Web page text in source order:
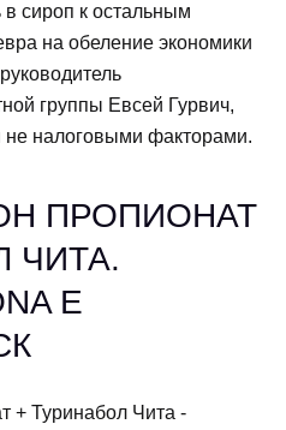
сироп к остальным
на обеление экономики
группы Евсей Гурвич,
не налоговыми факторами.
ПРОПИОНАТ
ЧИТА.
E
+ Туринабол Чита -